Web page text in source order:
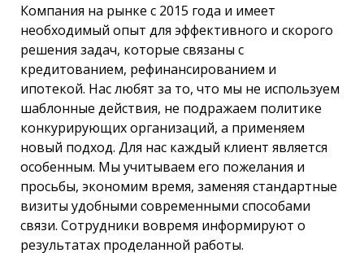
Компания на рынке с 2015 года и имеет
необходимый опыт для эффективного и скорого
решения задач, которые связаны с
кредитованием, рефинансированием и
ипотекой. Нас любят за то, что мы не используем
шаблонные действия, не подражаем политике
конкурирующих организаций, а применяем
новый подход. Для нас каждый клиент является
особенным. Мы учитываем его пожелания и
просьбы, экономим время, заменяя стандартные
визиты удобными современными способами
связи. Сотрудники вовремя информируют о
результатах проделанной работы.